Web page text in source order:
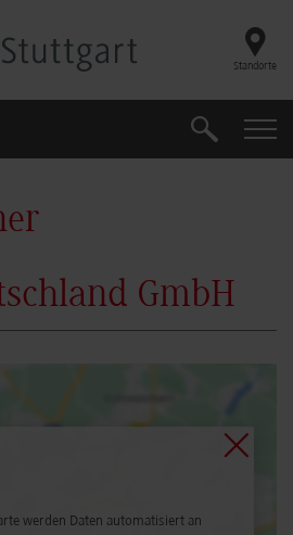
Standorte
Suche
GmbH
werden Daten automatisiert an